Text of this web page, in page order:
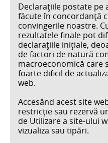
Declaraţiile postate pe
făcute în concordanţă
convingerile noastre.
rezultatele finale pot
declaraţiile iniţiale,
de factori de natură
macroeconomică care
foarte dificil de
web.
Accesând acest site
restricţie sau rezervă
de Utilizare a site-ului
vizualiza sau tipări.